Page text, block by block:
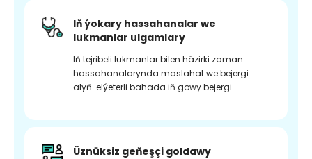
Iň ýokary hassahanalar we
lukmanlar ulgamlary
Iň tejribeli lukmanlar bilen häzirki zaman
hassahanalarynda maslahat we bejergi
alyň. elýeterli bahada iň gowy bejergi.
Üznüksiz geňeşçi goldawy